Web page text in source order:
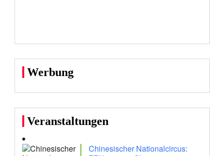
Werbung
Veranstaltungen
Chinesischer Nationalcircus: